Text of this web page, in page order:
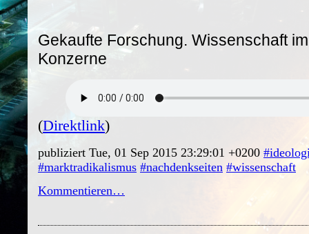
Gekaufte Forschung. Wissenschaft
Konzerne
(Direktlink)
publiziert Tue, 01 Sep 2015 23:29:01 +0200
#marktradikalismus #nachdenkseiten #wissenschaft
Kommentieren…